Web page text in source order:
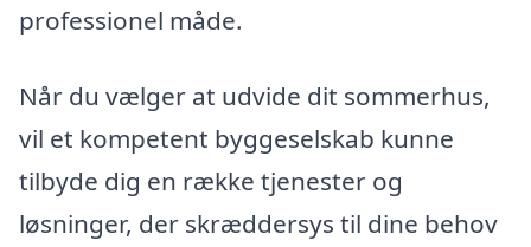
professionel måde.
Når du vælger at udvide dit sommerhus,
vil et kompetent byggeselskab kunne
tilbyde dig en række tjenester og
løsninger, der skræddersys til dine behov